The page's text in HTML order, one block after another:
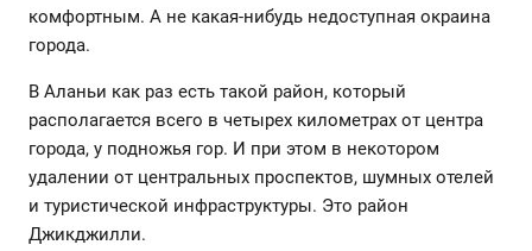
комфортным. А не какая-нибудь недоступная окраина
города.
В Аланьи как раз есть такой район, который
располагается всего в четырех километрах от центра
города, у подножья гор. И при этом в некотором
удалении от центральных проспектов, шумных отелей
и туристической инфраструктуры. Это район
Джикджилли.